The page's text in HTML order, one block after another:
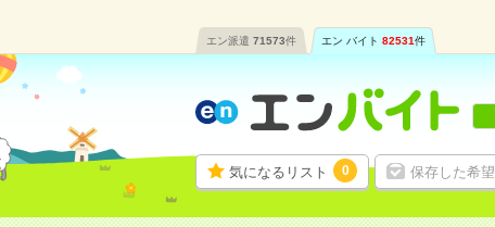
エン派遣 71573件 エン バイト 82531件
気になるリスト 0 保存した希